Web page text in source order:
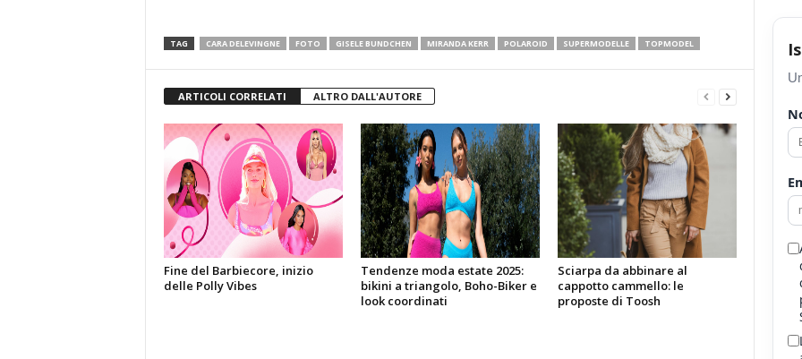
TAG CARA DELEVINGNE FOTO GISELE BUNDCHEN MIRANDA KERR POLAROID SUPERMODELLE TOPMODEL
ARTICOLI CORRELATI ALTRO DALL'AUTORE
Fine del Barbiecore, inizio
delle Polly Vibes
Tendenze moda estate 2025:
bikini a triangolo, Boho-Biker e
look coordinati
Sciarpa da abbinare al
cappotto cammello: le
proposte di Toosh